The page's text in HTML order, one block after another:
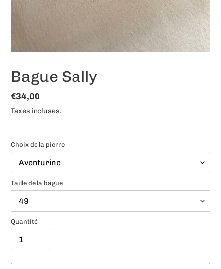
Bague Sally
Prix
normal
€34,00
Taxes incluses.
Choix de la pierre
Taille de la bague
Quantité